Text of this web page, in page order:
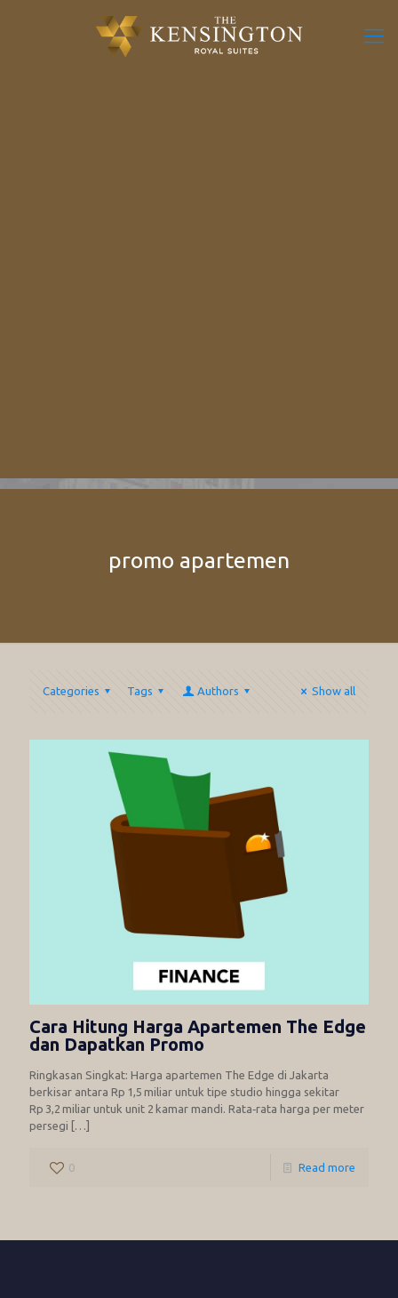
promo apartemen
Categories Tags Authors Show all
Cara Hitung Harga Apartemen The Edge
dan Dapatkan Promo
Ringkasan Singkat: Harga apartemen The Edge di Jakarta
berkisar antara Rp 1,5 miliar untuk tipe studio hingga sekitar
Rp 3,2 miliar untuk unit 2 kamar mandi. Rata‑rata harga per meter
persegi […]
0 Read more